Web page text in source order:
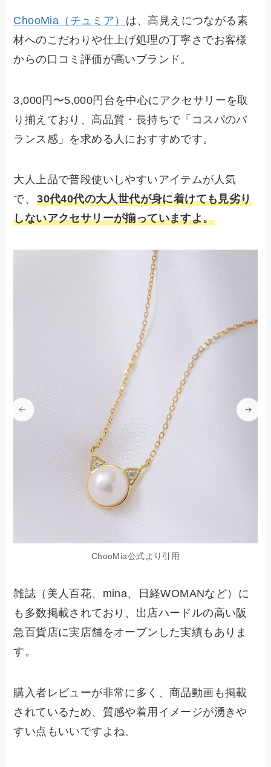
ChooMia（チュミア） は、高見えにつながる素
材へのこだわりや仕上げ処理の丁寧さでお客様
からの口コミ評価が高いブランド。
3,000円〜5,000円台を中心にアクセサリーを取
り揃えており、高品質・長持ちで「コスパのバ
ランス感」を求める人におすすめです。
大人上品で普段使いしやすいアイテムが人気
で、30代40代の大人世代が身に着けても見劣り
しないアクセサリーが揃っていますよ。
ChooMia公式より引用
雑誌（美人百花、mina、日経WOMANなど）に
も多数掲載されており、出店ハードルの高い阪
急百貨店に実店舗をオープンした実績もありま
す。
購入者レビューが非常に多く、商品動画も掲載
されているため、質感や着用イメージが湧きや
すい点もいいですよね。